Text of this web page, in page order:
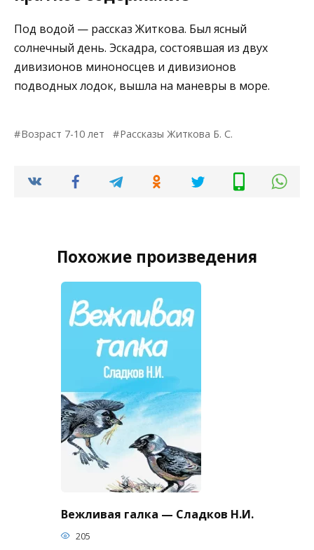
Под водой — рассказ Житкова. Был ясный
солнечный день. Эскадра, состоявшая из двух
дивизионов миноносцев и дивизионов
подводных лодок, вышла на маневры в море.
Возраст 7-10 лет Рассказы Житкова Б. С.
Похожие произведения
Вежливая галка — Сладков Н.И.
205